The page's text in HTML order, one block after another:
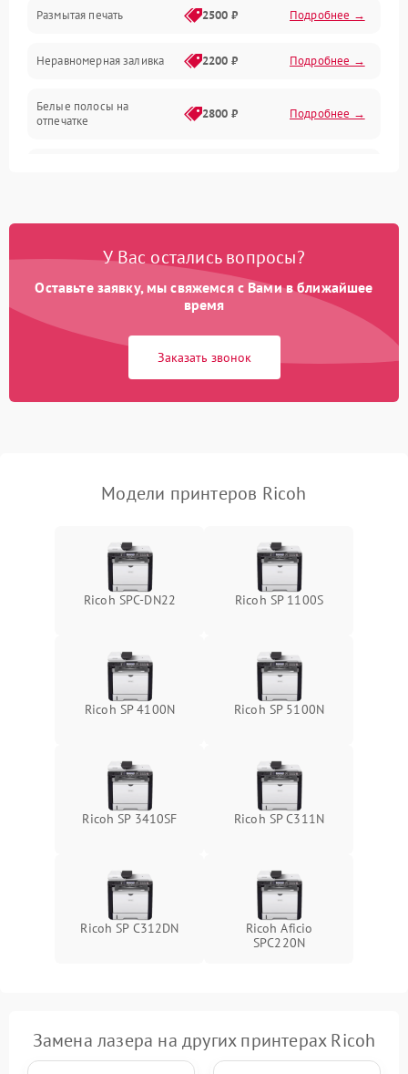
Панель управления и индикация
Режим работы
Питание и запуск
Размытая печать 2500 ₽ Подробнее →
Неравномерная заливка 2200 ₽ Подробнее →
Белые полосы на
отпечатке
2800 ₽ Подробнее →
У Вас остались вопросы?
Оставьте заявку, мы свяжемся с Вами в ближайшее
время
Заказать звонок
Модели принтеров Ricoh
Ricoh SPC-DN22 Ricoh SP 1100S
Ricoh SP 4100N Ricoh SP 5100N
Ricoh SP 3410SF Ricoh SP C311N
Ricoh SP C312DN
Ricoh Aficio
SPC220N
Замена лазера на других принтерах Ricoh